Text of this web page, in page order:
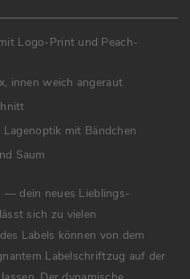
Logo-Print und Peach-
innen weich angeraut
mit Bändchen
Saum
— dein neues Lieblings-
sich zu vielen
Labels können von dem
Labelschriftzug auf der